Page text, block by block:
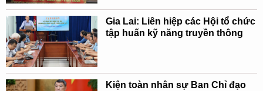
Gia Lai: Liên hiệp các Hội tổ chức
tập huấn kỹ năng truyền thông
Kiện toàn nhân sự Ban Chỉ đạo